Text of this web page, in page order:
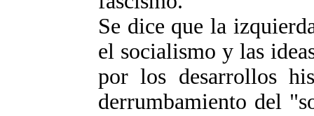
Se dice que la
el socialismo y las
por los desarrollos
derrumbamiento del